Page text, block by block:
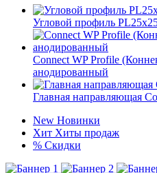
Угловой профиль
Connect WP Profile
анодированный
Главная направляющая
New Новинки
Хит Хиты продаж
% Скидки